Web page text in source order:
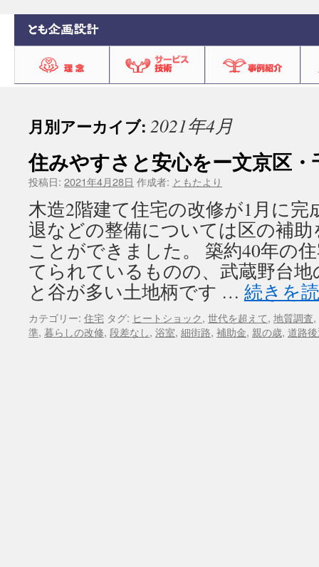
月別アーカイブ: 2021年4月
住みやすさと安心をー文京区・
投稿日: 2021年4月28日 作成者: ともたより
木造2階建て住宅の改修が1月に完
退などの整備については区の補
ことができました。 築約40年の
てられているものの、武蔵野台
と谷が多い土地柄です … 続きを
カテゴリー: 住宅 タグ: ヒートショック, 世代を超えて, 地質調査,
準, 暮らしの改修, 段差なし, 浴室, 細街路, 補助金, 親の歳, 道路